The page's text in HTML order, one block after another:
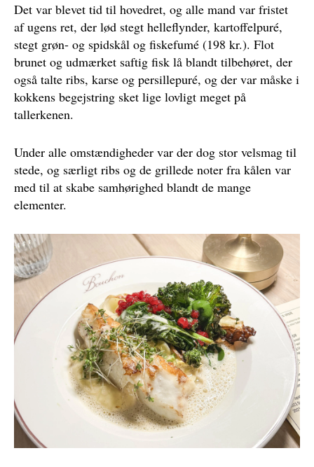
Det var blevet tid til hovedret, og alle mand var fristet
af ugens ret, der lød stegt helleflynder, kartoffelpuré,
stegt grøn- og spidskål og fiskefumé (198 kr.). Flot
brunet og udmærket saftig fisk lå blandt tilbehøret, der
også talte ribs, karse og persillepuré, og der var måske i
kokkens begejstring sket lige lovligt meget på
tallerkenen.
Under alle omstændigheder var der dog stor velsmag til
stede, og særligt ribs og de grillede noter fra kålen var
med til at skabe samhørighed blandt de mange
elementer.